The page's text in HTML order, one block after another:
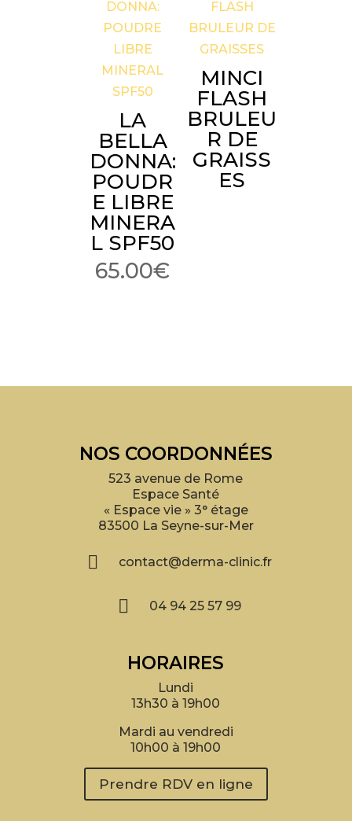
LA
BELLA
DONNA:
POUDR
E LIBRE
MINERA
L SPF50
65.00€
MINCI
FLASH
BRULEU
R DE
GRAISS
ES
NOS COORDONNÉES
523 avenue de Rome
Espace Santé
« Espace vie » 3° étage
83500 La Seyne-sur-Mer
 contact@derma-clinic.fr
 04 94 25 57 99
HORAIRES
Lundi
13h30 à 19h00
Mardi au vendredi
10h00 à 19h00
Prendre RDV en ligne